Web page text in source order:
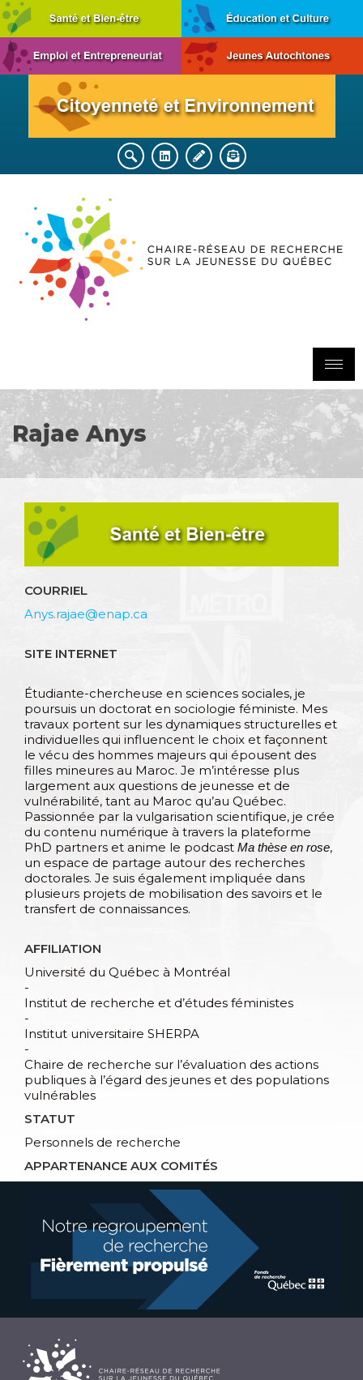
Rajae Anys
COURRIEL
Anys.rajae@enap.ca
SITE INTERNET
Étudiante-chercheuse en sciences sociales, je
poursuis un doctorat en sociologie féministe. Mes
travaux portent sur les dynamiques structurelles et
individuelles qui influencent le choix et façonnent
le vécu des hommes majeurs qui épousent des
filles mineures au Maroc. Je m’intéresse plus
largement aux questions de jeunesse et de
vulnérabilité, tant au Maroc qu’au Québec.
Passionnée par la vulgarisation scientifique, je crée
du contenu numérique à travers la plateforme
PhD partners et anime le podcast Ma thèse en rose,
un espace de partage autour des recherches
doctorales. Je suis également impliquée dans
plusieurs projets de mobilisation des savoirs et le
transfert de connaissances.
AFFILIATION
Université du Québec à Montréal
-
Institut de recherche et d’études féministes
-
Institut universitaire SHERPA
-
Chaire de recherche sur l’évaluation des actions
publiques à l’égard des jeunes et des populations
vulnérables
STATUT
Personnels de recherche
APPARTENANCE AUX COMITÉS